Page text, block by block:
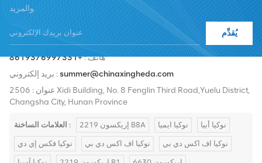
والمزيد.
يُقدِّم
هاتف :+8619376997331
بريد إلكتروني :summer@chinaxingheda.com
عنوان : 2506 Xidi Building, No. 8 Fenglin Third Road,Yuelu District,
Changsha City, Hunan Province
العلامات الساخنة : إريكسون 2219 B8A نوكيا ايميا نوكيا أبيا
نوكيا فكس إي دي نوكيا اف اكس دي بي نوكيا اف اكس دي بي